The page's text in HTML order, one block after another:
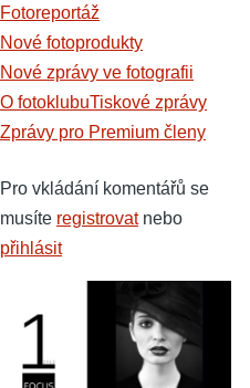
Fotoreportáž
Nové fotoprodukty
Nové zprávy ve fotografii
O fotoklubuTiskové zprávy
Zprávy pro Premium členy
Pro vkládání komentářů se
musíte registrovatnebo
přihlásit